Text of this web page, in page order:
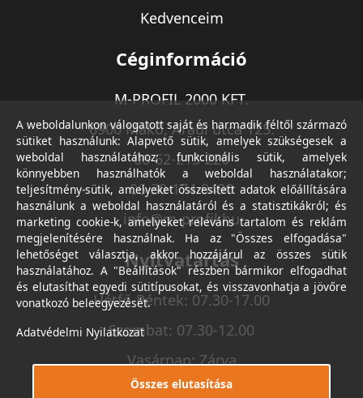
Kedvenceim
Céginformáció
M-PROFIL 2000 KFT.
6900 Makó, Aradi utca 125.
06-62-213-220
06-30-174-9490
info@m-profil.hu
Nyitvatartás
Hétfő-Péntek: 07.30-17.00
Szombat: 07.30-12.00
Vasárnap: Zárva
A weboldalunkon válogatott saját és harmadik féltől származó
sütiket használunk: Alapvető sütik, amelyek szükségesek a
weboldal használatához; funkcionális sütik, amelyek
könnyebben használhatók a weboldal használatakor;
teljesítmény-sütik, amelyeket összesített adatok előállítására
használunk a weboldal használatáról és a statisztikákról; és
marketing cookie-k, amelyeket releváns tartalom és reklám
megjelenítésére használnak. Ha az "Összes elfogadása"
lehetőséget választja, akkor hozzájárul az összes sütik
használatához. A "Beállítások" részben bármikor elfogadhat
és elutasíthat egyedi sütitípusokat, és visszavonhatja a jövőre
vonatkozó beleegyezését.
Adatvédelmi Nyilatkozat
Összes elutasítása